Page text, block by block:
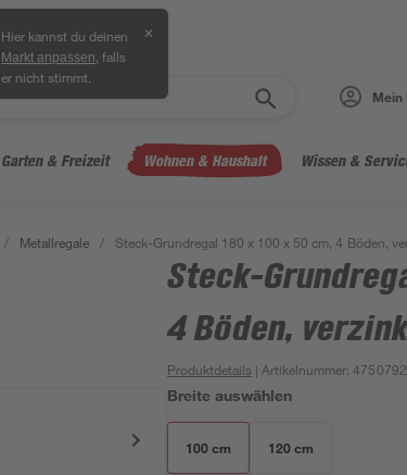
Hier kannst du deinen
Markt anpassen , falls
er nicht stimmt.
✕
Mein
Garten & Freizeit Wohnen & Haushalt Wissen &
/ Metallregale / Steck-Grundregal 180 x 100 x 50 cm, 4 Böden,
Steck-
4 Böden,
Produktdetails | Artikelnummer:4750792
Breite auswählen
100 cm 120 cm